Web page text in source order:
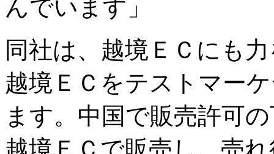
んでいます」
同社は、越境ＥＣにも
越境ＥＣをテストマー
ます。中国で販売許可